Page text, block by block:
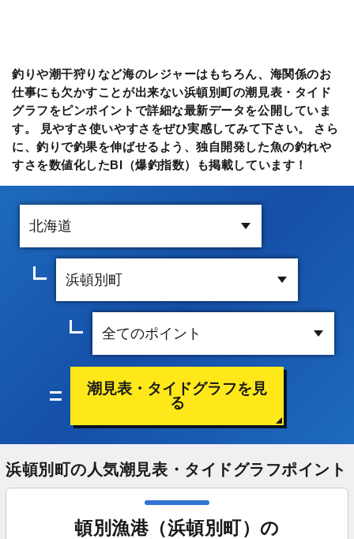
釣りや潮干狩りなど海のレジャーはもちろん、海関係のお
仕事にも欠かすことが出来ない浜頓別町の潮見表・タイド
グラフをピンポイントで詳細な最新データを公開していま
す。 見やすさ使いやすさをぜひ実感してみて下さい。 さら
に、釣りで釣果を伸ばせるよう、独自開発した魚の釣れや
すさを数値化したBI（爆釣指数）も掲載しています！
潮見表・タイドグラフを見
る
浜頓別町の人気潮見表・タイドグラフポイント
頓別漁港（浜頓別町）の